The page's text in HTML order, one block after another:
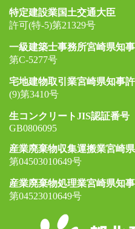
特定建設業国土交通大臣
許可(特-5)第21329号
一級建築士事務所宮崎県知
第C-5277号
宅地建物取引業宮崎県知事
(9)第3410号
生コンクリートJIS認証番号
GB0806095
産業廃棄物収集運搬業宮崎
第04503010649号
産業廃棄物処理業宮崎県知
第04523010649号